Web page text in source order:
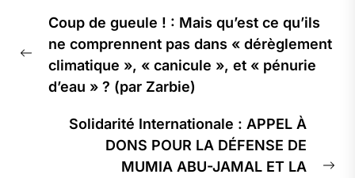
l’article
Previous
post:
Coup de gueule ! : Mais qu’est ce qu’ils
ne comprennent pas dans « dérèglement
climatique », « canicule », et « pénurie
d’eau » ? (par Zarbie)
Solidarité Internationale : APPEL À
DONS POUR LA DÉFENSE DE
MUMIA ABU-JAMAL ET LA